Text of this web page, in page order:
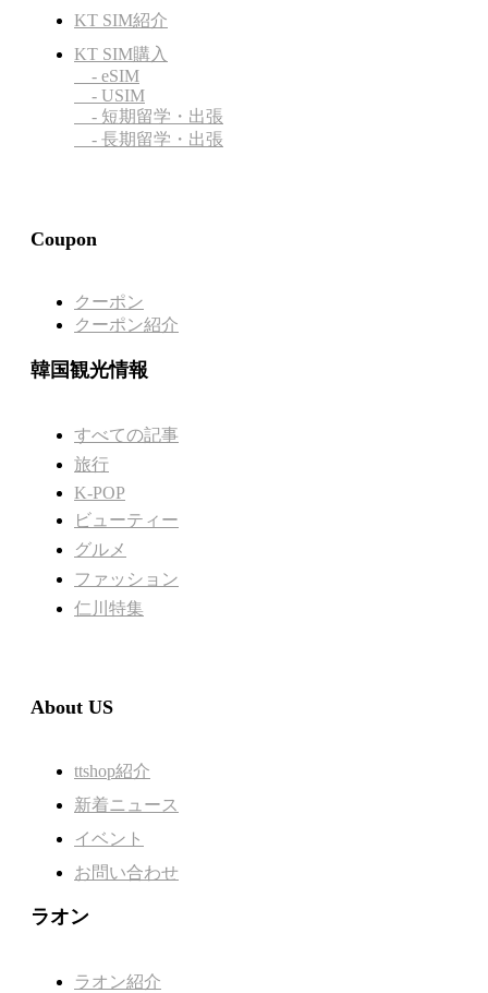
KT SIM紹介
KT SIM購入
- eSIM
- USIM
- 短期留学・出張
- 長期留学・出張
Coupon
クーポン
クーポン紹介
韓国観光情報
すべての記事
旅行
K-POP
ビューティー
グルメ
ファッション
仁川特集
About US
ttshop紹介
新着ニュース
イベント
お問い合わせ
ラオン
ラオン紹介